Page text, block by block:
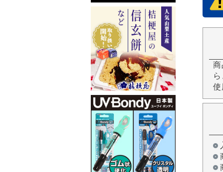
商
使